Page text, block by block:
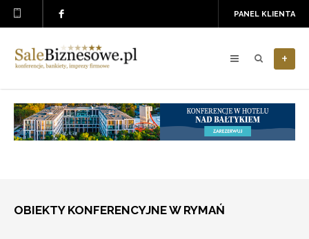
PANEL KLIENTA
+
OBIEKTY KONFERENCYJNE W RYMAŃ